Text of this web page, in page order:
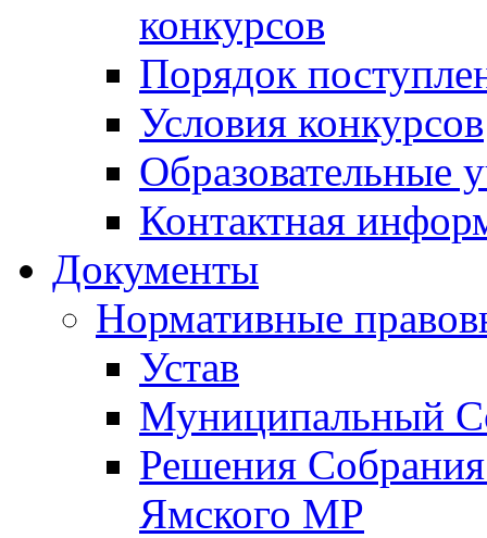
конкурсов
Порядок
Условия конкурсов
Образовательные
Контактная
Документы
Нормативные
Устав
Муниципальный
Решения
Ямского МР